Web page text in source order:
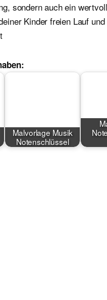
sondern auch ein
Kinder freien Lauf
Malvorlage Musik
Notenschlüssel